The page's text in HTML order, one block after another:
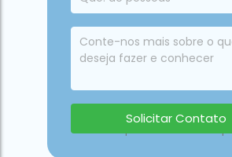
Solicitar Contato